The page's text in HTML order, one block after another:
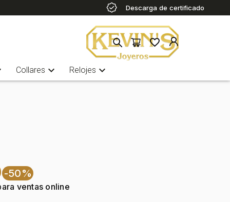
Descarga de certificado
Collares expand_more Relojes expand_more
-50%
ventas online